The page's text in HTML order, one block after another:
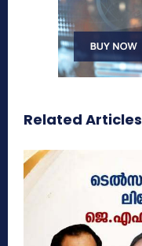
Related Articles